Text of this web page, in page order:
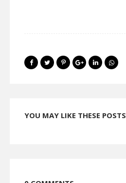
YOU MAY LIKE THESE POSTS